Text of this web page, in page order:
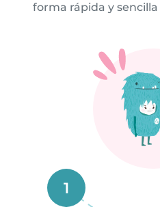
forma rápida y
1